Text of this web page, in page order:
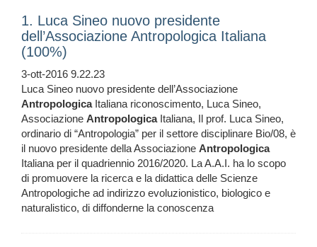
1. Luca Sineo nuovo presidente
dell’Associazione Antropologica Italiana
(100%)
3-ott-2016 9.22.23
Luca Sineo nuovo presidente dell’Associazione
AntropologicaItaliana riconoscimento, Luca Sineo,
Associazione AntropologicaItaliana, Il prof. Luca Sineo,
ordinario di “Antropologia” per il settore disciplinare Bio/08, è
il nuovo presidente della Associazione Antropologica
Italiana per il quadriennio 2016/2020. La A.A.I. ha lo scopo
di promuovere la ricerca e la didattica delle Scienze
Antropologiche ad indirizzo evoluzionistico, biologico e
naturalistico, di diffonderne la conoscenza